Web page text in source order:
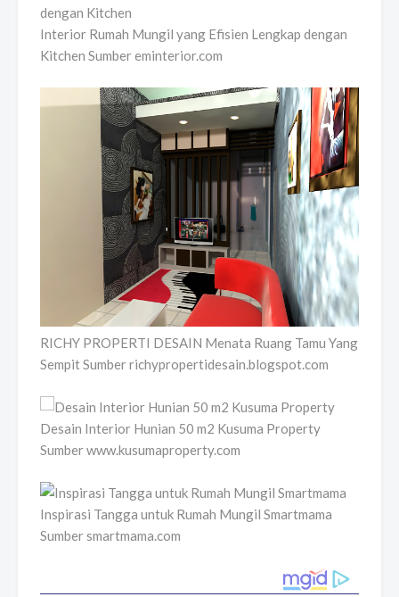
Interior Rumah Mungil yang Efisien Lengkap dengan
Kitchen Sumber eminterior.com
RICHY PROPERTI DESAIN Menata Ruang Tamu Yang
Sempit Sumber richypropertidesain.blogspot.com
Desain Interior Hunian 50 m2 Kusuma Property
Sumber www.kusumaproperty.com
Inspirasi Tangga untuk Rumah Mungil Smartmama
Sumber smartmama.com